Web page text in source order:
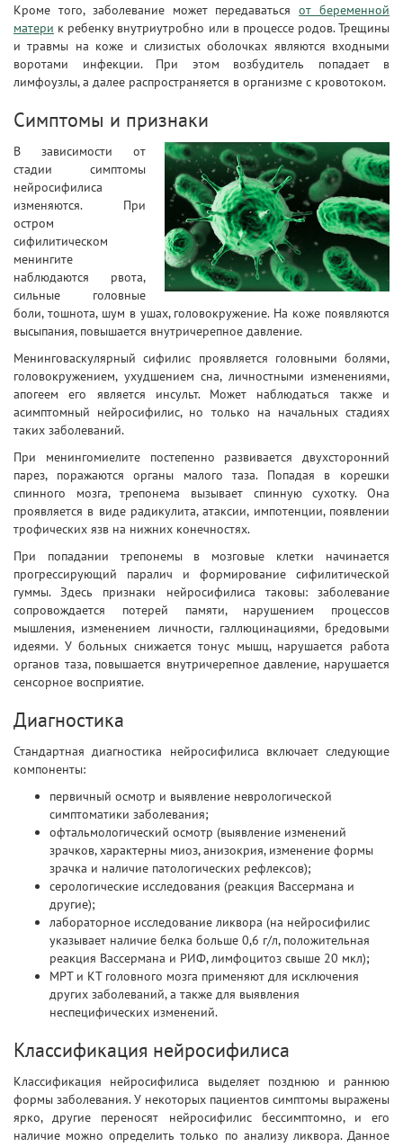
Кроме того, заболевание может передаватьсяот беременной
матери к ребенку внутриутробно или в процессе родов. Трещины
и травмы на коже и слизистых оболочках являются входными
воротами инфекции. При этом возбудитель попадает в
лимфоузлы, а далее распространяется в организме с кровотоком.
Симптомы и признаки
В зависимости от
стадии симптомы
нейросифилиса
изменяются. При
остром
сифилитическом
менингите
наблюдаются рвота,
сильные головные
боли, тошнота, шум в ушах, головокружение. На коже появляются
высыпания, повышается внутричерепное давление.
Менинговаскулярный сифилис проявляется головными болями,
головокружением, ухудшением сна, личностными изменениями,
апогеем его является инсульт. Может наблюдаться также и
асимптомный нейросифилис, но только на начальных стадиях
таких заболеваний.
При менингомиелите постепенно развивается двухсторонний
парез, поражаются органы малого таза. Попадая в корешки
спинного мозга, трепонема вызывает спинную сухотку. Она
проявляется в виде радикулита, атаксии, импотенции, появлении
трофических язв на нижних конечностях.
При попадании трепонемы в мозговые клетки начинается
прогрессирующий паралич и формирование сифилитической
гуммы. Здесь признаки нейросифилиса таковы: заболевание
сопровождается потерей памяти, нарушением процессов
мышления, изменением личности, галлюцинациями, бредовыми
идеями. У больных снижается тонус мышц, нарушается работа
органов таза, повышается внутричерепное давление, нарушается
сенсорное восприятие.
Диагностика
Стандартная диагностика нейросифилиса включает следующие
компоненты:
первичный осмотр и выявление неврологической
симптоматики заболевания;
офтальмологический осмотр (выявление изменений
зрачков, характерны миоз, анизокрия, изменение формы
зрачка и наличие патологических рефлексов);
серологические исследования (реакция Вассермана и
другие);
лабораторное исследование ликвора (на нейросифилис
указывает наличие белка больше 0,6 г/л, положительная
реакция Вассермана и РИФ, лимфоцитоз свыше 20 мкл);
МРТ и КТ головного мозга применяют для исключения
других заболеваний, а также для выявления
неспецифических изменений.
Классификация нейросифилиса
Классификация нейросифилиса выделяет позднюю и раннюю
формы заболевания. У некоторых пациентов симптомы выражены
ярко, другие переносят нейросифилис бессимптомно, и его
наличие можно определить только по анализу ликвора. Данное